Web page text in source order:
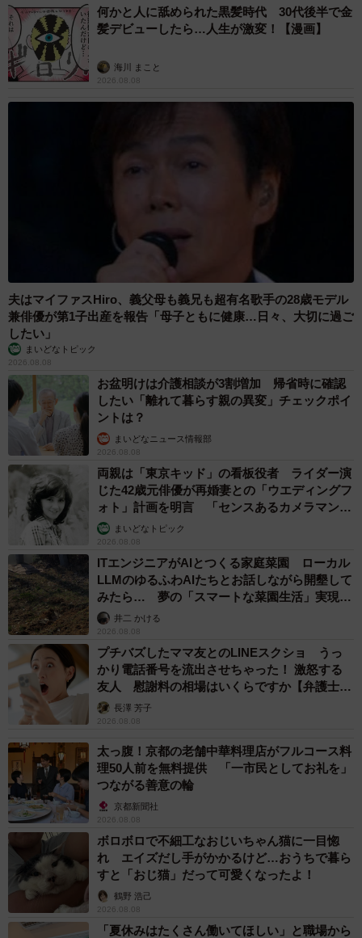
奇食というジャンルに本気で挑み、インパクトと笑い、そ
して探究心を届けてくれるRikutoさん。次回の投稿にも期
待が高まります！
マンボウの姿造り作っちゃったwwwwwwww
— 奇食崇拝者Rikutо (@naze6622)
何かと人に舐められた黒髪時代 30代後半で金
髪デビューしたら…人生が激変！【漫画】
海川 まこと
2026.08.08
夫はマイファスHiro、義父母も義兄も超有名歌手の28歳モデル
兼俳優が第1子出産を報告「母子ともに健康…日々、大切に過ご
したい」
まいどなトピック
2026.08.08
お盆明けは介護相談が3割増加 帰省時に確認
したい「離れて暮らす親の異変」チェックポイ
ントは？
まいどなニュース情報部
2026.08.08
両親は「東京キッド」の看板役者 ライダー演
じた42歳元俳優が再婚妻との「ウエディングフ
ォト」計画を明言 「センスあるカメラマン求
む」まいどなトピック
2026.08.08
ITエンジニアがAIとつくる家庭菜園 ローカル
LLMのゆるふわAIたちとお話しながら開墾して
みたら… 夢の「スマートな菜園生活」実現な
るか井二 かける
2026.08.08
プチバズしたママ友とのLINEスクショ うっ
かり電話番号を流出させちゃった！ 激怒する
友人 慰謝料の相場はいくらですか【弁護士が
解説】長澤 芳子
2026.08.08
太っ腹！京都の老舗中華料理店がフルコース料
理50人前を無料提供 「一市民としてお礼を」
つながる善意の輪
京都新聞社
2026.08.08
ボロボロで不細工なおじいちゃん猫に一目惚
れ エイズだし手がかかるけど…おうちで暮ら
すと「おじ猫」だって可愛くなったよ！
鶴野 浩己
2026.08.08
「夏休みはたくさん働いてほしい」と職場から